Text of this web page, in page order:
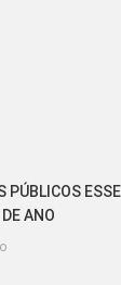
PÚBLICOS
ANO